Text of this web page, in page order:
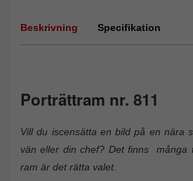
Beskrivning Specifikation
Porträttram nr. 811
Vill du iscensätta en bild på en nära
vän eller din chef? Det finns många
ram är det rätta valet.